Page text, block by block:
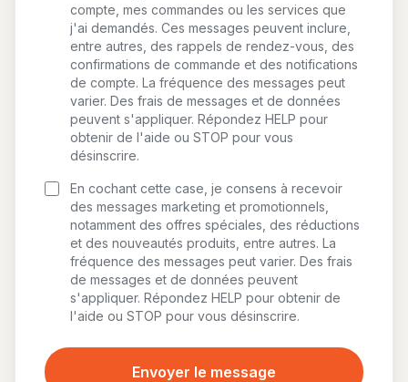
compte, mes commandes ou les services que
j'ai demandés. Ces messages peuvent inclure,
entre autres, des rappels de rendez-vous, des
confirmations de commande et des notifications
de compte. La fréquence des messages peut
varier. Des frais de messages et de données
peuvent s'appliquer. Répondez HELP pour
obtenir de l'aide ou STOP pour vous
désinscrire.
En cochant cette case, je consens à recevoir
des messages marketing et promotionnels,
notamment des offres spéciales, des réductions
et des nouveautés produits, entre autres. La
fréquence des messages peut varier. Des frais
de messages et de données peuvent
s'appliquer. Répondez HELP pour obtenir de
l'aide ou STOP pour vous désinscrire.
Envoyer le message